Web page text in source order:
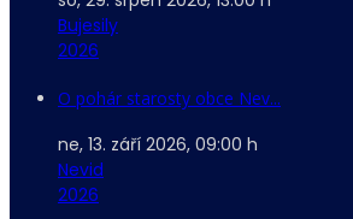
Bujesily
2026
O pohár starosty obce Nev...
ne, 13. září 2026, 09:00 h
Nevid
2026